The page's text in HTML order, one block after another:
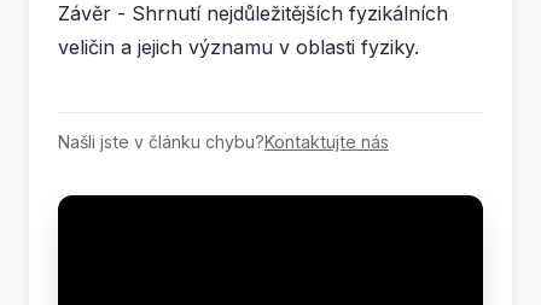
Závěr - Shrnutí nejdůležitějších fyzikálních
veličin a jejich významu v oblasti fyziky.
Našli jste v článku chybu?Kontaktujte nás